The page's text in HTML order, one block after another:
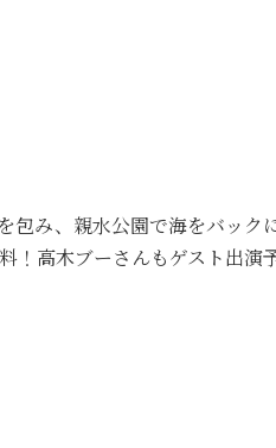
み、親水公園で海をバッ
！高木ブーさんもゲスト出